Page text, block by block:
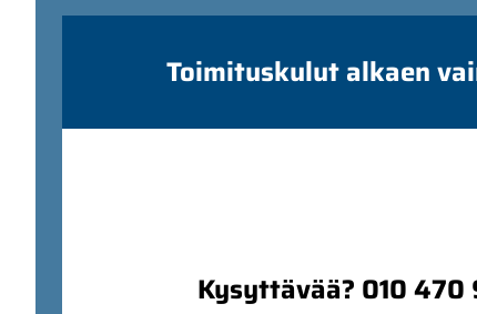
Toimituskulut alkaen
Kysyttävää? 010